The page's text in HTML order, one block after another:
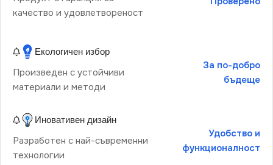
качество и удовлетвореност
Екологичен избор
Произведен с устойчиви
материали и методи
За по-добро
бъдеще
Иновативен дизайн
Разработен с най-съвременни
технологии
Удобство и
функционалност